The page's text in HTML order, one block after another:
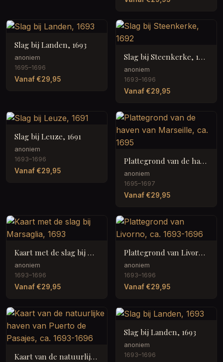
Slag bij Landen, 1693
anoniem
1695–1696
Vanaf €29,95
Slag bij Steenkerke, 1692
anoniem
1693–1696
Vanaf €29,95
Slag bij Leuze, 1691
anoniem
1693–1696
Vanaf €29,95
Plattegrond van de haven van Marseille, ca. 1695
anoniem
1695–1697
Vanaf €29,95
Kaart met de slag bij Marsaglia, 1693
anoniem
1693–1696
Vanaf €29,95
Plattegrond van Livorno, ca. 1693-1696
anoniem
1693–1696
Vanaf €29,95
Kaart van de natuurlijke haven van Puerto de Pasajes, ca. 1693-1696
Slag bij Landen, 1693
anoniem
1693–1696